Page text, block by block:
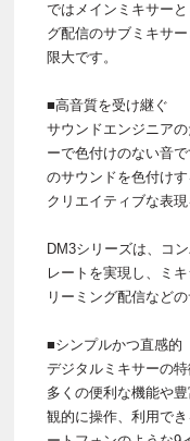
ではメインミキサー
グ配信のサブミキサ
限大です。
■高音質を受け継ぐ
サウンドエンジニア
ーで色付けのない音
のサウンドを色付け
クリエイティブな表
DM3シリーズは、コ
レートを実現し、ミ
リーミング配信など
■シンプルかつ直感的
デジタルミキサーの
多くの便利な機能や
観的に操作、利用で